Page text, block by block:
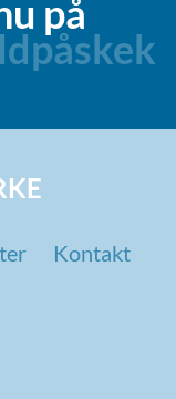
på
Kontakt